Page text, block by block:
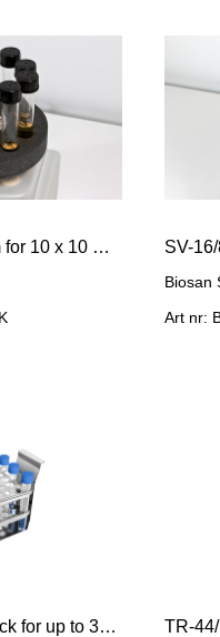
SV-10/10, platform for 10 x 10 ml (12 mm) tubes
Biosan
Art nr:
TR-30/13, Tube rack for up to 30x 10-13 mm diameter tubes